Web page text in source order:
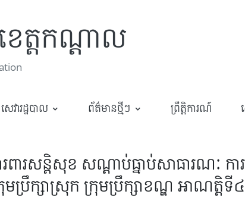
េត្តកណ្តាល
សេវារដ្ឋបាល ព័ត៌មានថ្មីៗ ព្រឹត្តិការណ៍
រពារសន្តិសុខ សណ្តាប់ធ្នាប់សាធារណៈ ក
រុមប្រឹក្សាស្រុក ក្រុមប្រឹក្សាខណ្ឌ អាណត្តិ